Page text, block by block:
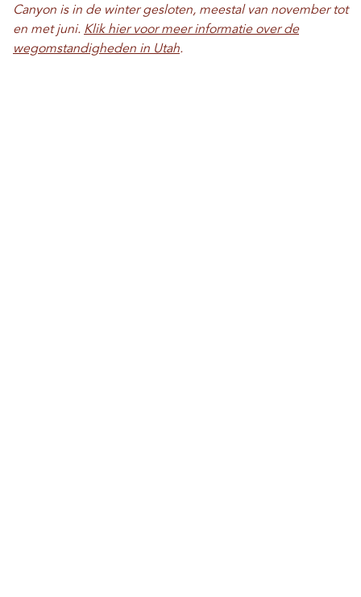
Canyon is in de winter gesloten, meestal van november tot
en met juni. Klik hier voor meer informatie over de
wegomstandigheden in Utah.